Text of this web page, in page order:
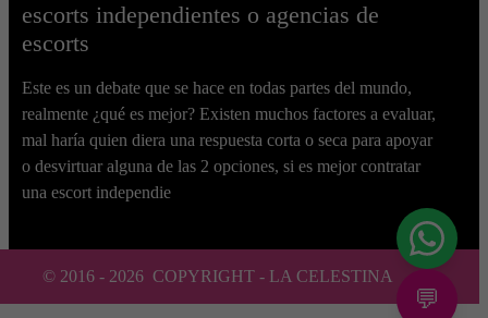
escorts independientes o agencias de
escorts
Este es un debate que se hace en todas partes del mundo,
realmente ¿qué es mejor? Existen muchos factores a evaluar,
mal haría quien diera una respuesta corta o seca para apoyar
o desvirtuar alguna de las 2 opciones, si es mejor contratar
una escort independie
© 2016 - 2026 COPYRIGHT - LA CELESTINA